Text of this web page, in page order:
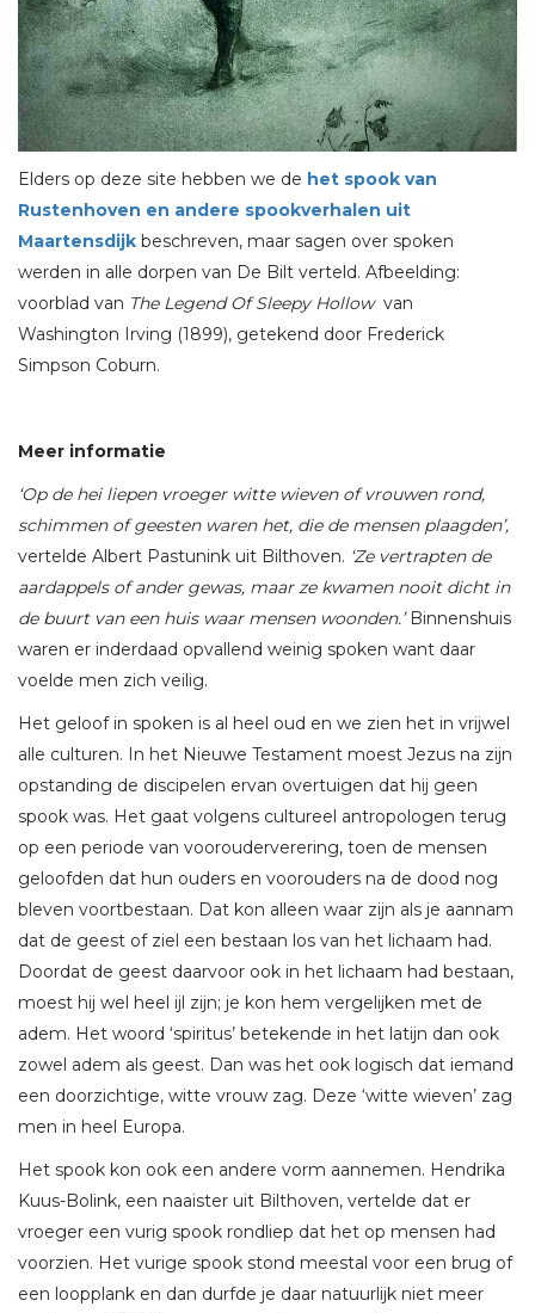
Elders op deze site hebben we de het spook van
Rustenhoven en andere spookverhalen uit
Maartensdijk beschreven, maar sagen over spoken
werden in alle dorpen van De Bilt verteld. Afbeelding:
voorblad van The Legend Of Sleepy Hollowvan
Washington Irving (1899), getekend door Frederick
Simpson Coburn.
Meer informatie
‘Op de hei liepen vroeger witte wieven of vrouwen rond,
schimmen of geesten waren het, die de mensen plaagden’,
vertelde Albert Pastunink uit Bilthoven. ‘Ze vertrapten de
aardappels of ander gewas, maar ze kwamen nooit dicht in
de buurt van een huis waar mensen woonden.’ Binnenshuis
waren er inderdaad opvallend weinig spoken want daar
voelde men zich veilig.
Het geloof in spoken is al heel oud en we zien het in vrijwel
alle culturen. In het Nieuwe Testament moest Jezus na zijn
opstanding de discipelen ervan overtuigen dat hij geen
spook was. Het gaat volgens cultureel antropologen terug
op een periode van voorouderverering, toen de mensen
geloofden dat hun ouders en voorouders na de dood nog
bleven voortbestaan. Dat kon alleen waar zijn als je aannam
dat de geest of ziel een bestaan los van het lichaam had.
Doordat de geest daarvoor ook in het lichaam had bestaan,
moest hij wel heel ijl zijn; je kon hem vergelijken met de
adem. Het woord ‘spiritus’ betekende in het latijn dan ook
zowel adem als geest. Dan was het ook logisch dat iemand
een doorzichtige, witte vrouw zag. Deze ‘witte wieven’ zag
men in heel Europa.
Het spook kon ook een andere vorm aannemen. Hendrika
Kuus-Bolink, een naaister uit Bilthoven, vertelde dat er
vroeger een vurig spook rondliep dat het op mensen had
voorzien. Het vurige spook stond meestal voor een brug of
een loopplank en dan durfde je daar natuurlijk niet meer